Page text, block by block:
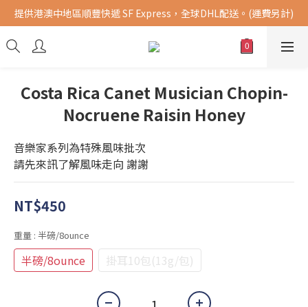
購買指定商品，滿千元免運費 (限台灣地區)
提供港澳中地區順豐快遞 SF Express，全球DHL配送。(運費另計)
購買指定商品，滿千元免運費 (限台灣地區)
Costa Rica Canet Musician Chopin-
Nocruene Raisin Honey
音樂家系列為特殊風味批次
請先來訊了解風味走向 謝謝
NT$450
重量 : 半磅/8ounce
半磅/8ounce 掛耳10包(13g/包)